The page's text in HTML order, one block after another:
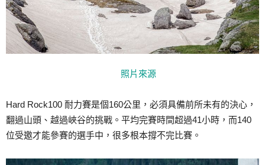
照片來源
Hard Rock100 耐力賽是個160公里，必須具備前所未有的決心，
翻過山頭、越過峽谷的挑戰。平均完賽時間超過41小時，而140
位受邀才能參賽的選手中，很多根本撐不完比賽。